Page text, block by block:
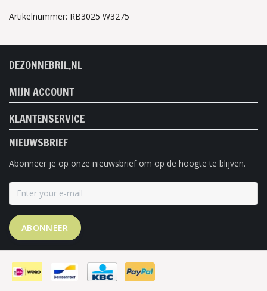
Artikelnummer: RB3025 W3275
DEZONNEBRIL.NL
MIJN ACCOUNT
KLANTENSERVICE
NIEUWSBRIEF
Abonneer je op onze nieuwsbrief om op de hoogte te blijven.
ABONNEER